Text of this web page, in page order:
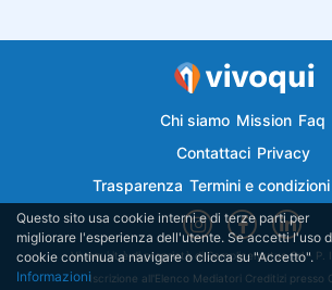
Chi siamo Mission Faq
Contattaci Privacy
Trasparenza Termini e condizioni
Vivoqui.it è di proprietà di Semplicemutuo Srl - P.
Iscrizione all'Elenco Mediatori Creditizi presso
Questo sito usa cookie interni e di terze parti per
migliorare l'esperienza dell'utente. Se accetti l'uso
cookie continua a navigare o clicca su "Accetto".
Informazioni